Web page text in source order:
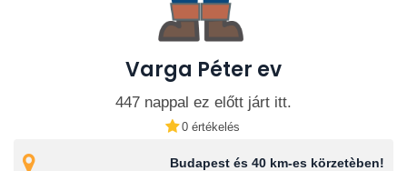
Varga Péter ev
447 nappal ez előtt járt itt.
0 értékelés
Budapest és 40 km-es körzetèben!